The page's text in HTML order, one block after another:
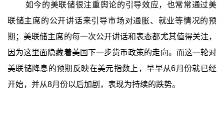
如今的美联储很注重舆论的引导效应，也常常通过美
联储主席的公开讲话来引导市场对通胀、就业等情况的预
期；美联储主席的每一次公开讲话和表态都尤其值得关注，
因为这里面隐藏着美国下一步货币政策的走向。而这一轮对
美联储降息的预期反映在美元指数上，早早从6月份就已经
开始，并从8月份以后加剧，表现为持续的跌势。